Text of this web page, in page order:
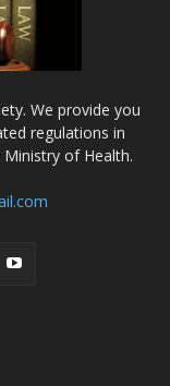
We provide you
regulations in
of Health.